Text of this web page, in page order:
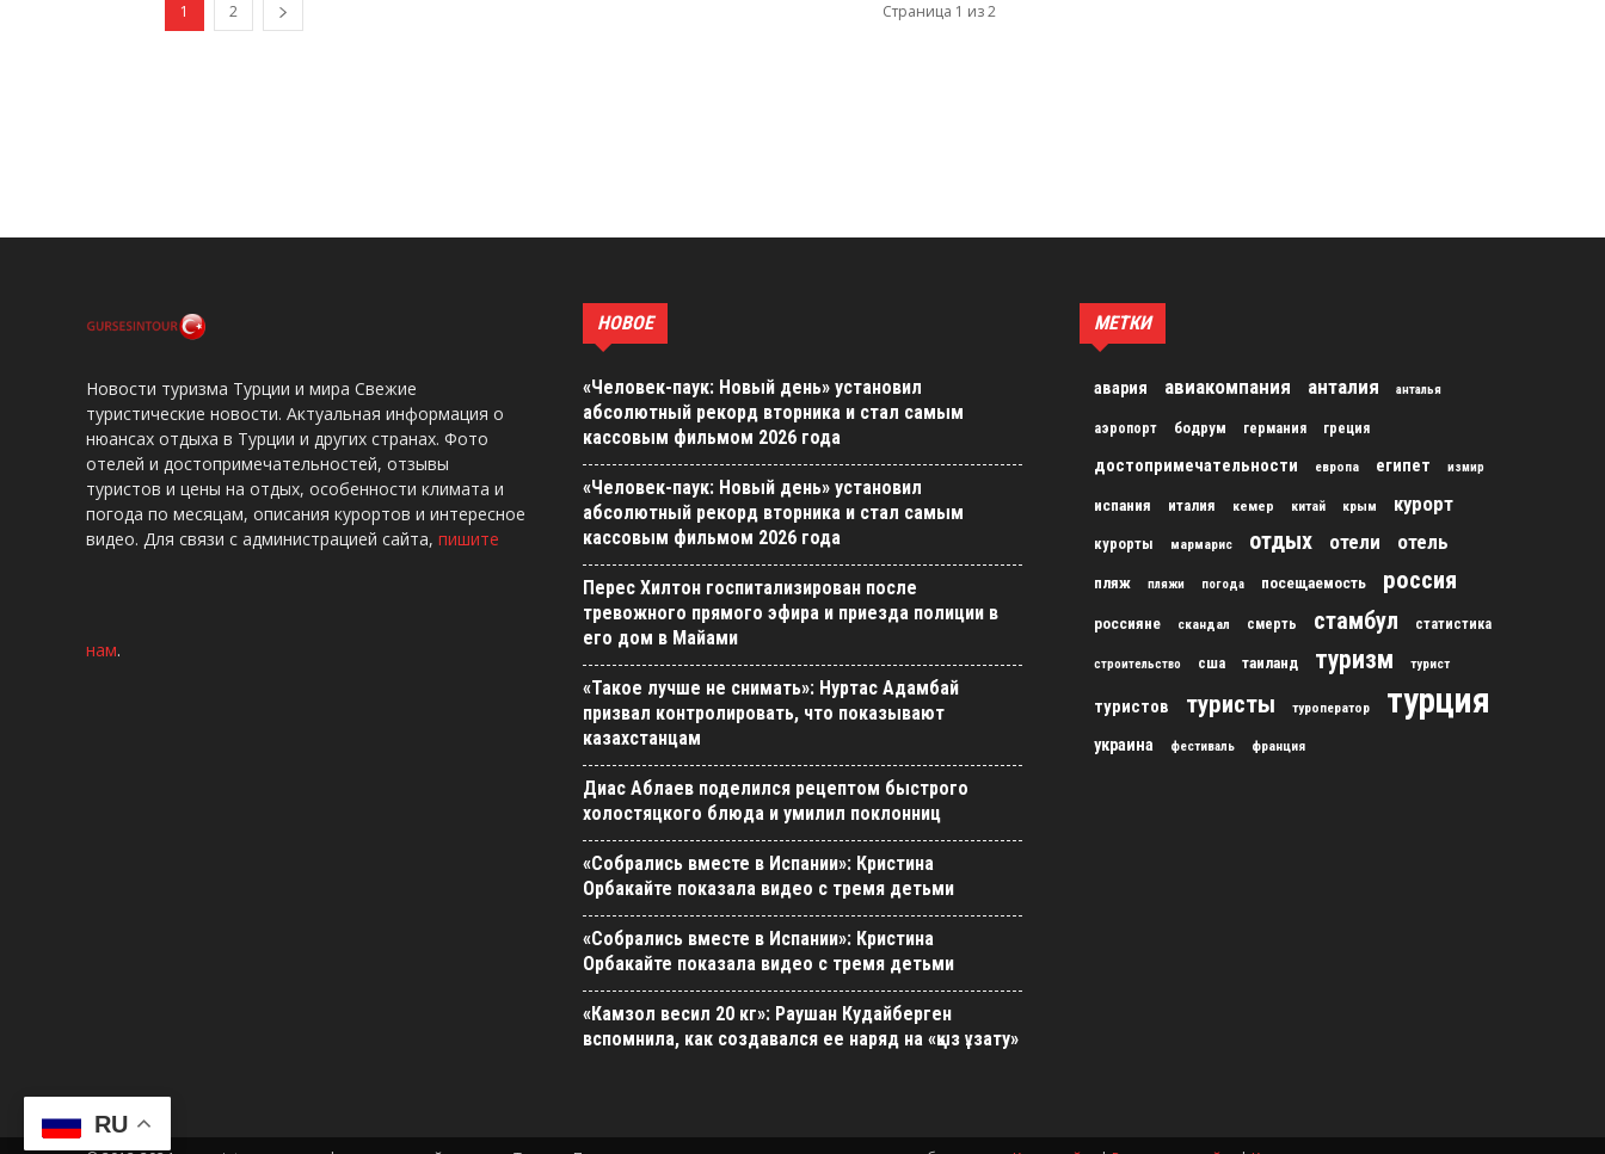
1 2 Страница 1 из 2
Новости туризма Турции и мира Свежие
туристические новости. Актуальная информация о
нюансах отдыха в Турции и других странах. Фото
отелей и достопримечательностей, отзывы
туристов и цены на отдых, особенности климата и
погода по месяцам, описания курортов и интересное
видео. Для связи с администрацией сайта, пишите
нам.
НОВОЕ
«Человек-паук: Новый день» установил
абсолютный рекорд вторника и стал самым
кассовым фильмом 2026 года
«Человек-паук: Новый день» установил
абсолютный рекорд вторника и стал самым
кассовым фильмом 2026 года
Перес Хилтон госпитализирован после
тревожного прямого эфира и приезда полиции в
его дом в Майами
«Такое лучше не снимать»: Нуртас Адамбай
призвал контролировать, что показывают
казахстанцам
Диас Аблаев поделился рецептом быстрого
холостяцкого блюда и умилил поклонниц
«Собрались вместе в Испании»: Кристина
Орбакайте показала видео с тремя детьми
«Собрались вместе в Испании»: Кристина
Орбакайте показала видео с тремя детьми
«Камзол весил 20 кг»: Раушан Кудайберген
вспомнила, как создавался ее наряд на «қыз ұзату»
МЕТКИ
авария авиакомпания анталия анталья
аэропорт бодрум германия греция
достопримечательности европа египет измир
испания италия кемер китай крым курорт
курорты мармарис отдых отели отель
пляж пляжи погода посещаемость россия
россияне скандал смерть стамбул статистика
строительство сша таиланд туризм турист
туристов туристы туроператор турция
украина фестиваль франция
RU